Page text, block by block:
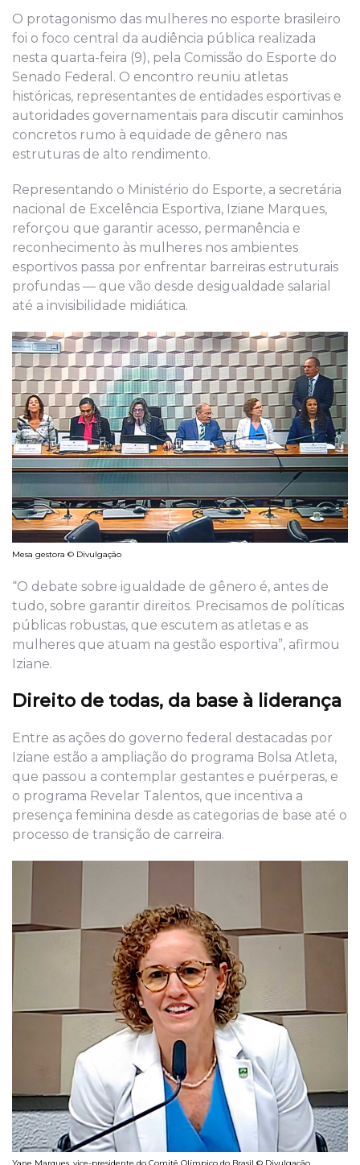
O protagonismo das mulheres no esporte brasileiro
foi o foco central da audiência pública realizada
nesta quarta-feira (9), pela Comissão do Esporte do
Senado Federal. O encontro reuniu atletas
históricas, representantes de entidades esportivas e
autoridades governamentais para discutir caminhos
concretos rumo à equidade de gênero nas
estruturas de alto rendimento.
Representando o Ministério do Esporte, a secretária
nacional de Excelência Esportiva, Iziane Marques,
reforçou que garantir acesso, permanência e
reconhecimento às mulheres nos ambientes
esportivos passa por enfrentar barreiras estruturais
profundas — que vão desde desigualdade salarial
até a invisibilidade midiática.
Mesa gestora © Divulgação
“O debate sobre igualdade de gênero é, antes de
tudo, sobre garantir direitos. Precisamos de políticas
públicas robustas, que escutem as atletas e as
mulheres que atuam na gestão esportiva”, afirmou
Iziane.
Direito de todas, da base à liderança
Entre as ações do governo federal destacadas por
Iziane estão a ampliação do programa Bolsa Atleta,
que passou a contemplar gestantes e puérperas, e
o programa Revelar Talentos, que incentiva a
presença feminina desde as categorias de base até o
processo de transição de carreira.